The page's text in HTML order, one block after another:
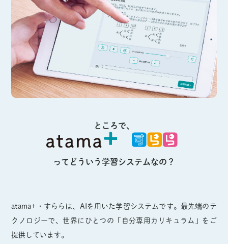
ところで、
ってどういう学習システムなの？
atama+・すららは、AIを用いた学習システムです。最先端のテ
クノロジーで、世界にひとつの「自分専用カリキュラム」をご
提供しています。